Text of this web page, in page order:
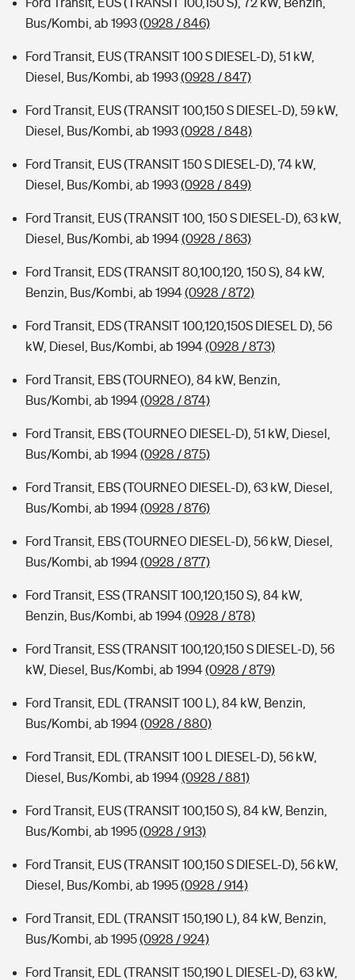
Bus/Kombi, ab 1993(0928 / 846)
Ford Transit, EUS (TRANSIT 100 S DIESEL-D), 51 kW,
Diesel, Bus/Kombi, ab 1993(0928 / 847)
Ford Transit, EUS (TRANSIT 100,150 S DIESEL-D), 59 kW,
Diesel, Bus/Kombi, ab 1993(0928 / 848)
Ford Transit, EUS (TRANSIT 150 S DIESEL-D), 74 kW,
Diesel, Bus/Kombi, ab 1993(0928 / 849)
Ford Transit, EUS (TRANSIT 100, 150 S DIESEL-D), 63 kW,
Diesel, Bus/Kombi, ab 1994(0928 / 863)
Ford Transit, EDS (TRANSIT 80,100,120, 150 S), 84 kW,
Benzin, Bus/Kombi, ab 1994(0928 / 872)
Ford Transit, EDS (TRANSIT 100,120,150S DIESEL D), 56
kW, Diesel, Bus/Kombi, ab 1994(0928 / 873)
Ford Transit, EBS (TOURNEO), 84 kW, Benzin,
Bus/Kombi, ab 1994(0928 / 874)
Ford Transit, EBS (TOURNEO DIESEL-D), 51 kW, Diesel,
Bus/Kombi, ab 1994(0928 / 875)
Ford Transit, EBS (TOURNEO DIESEL-D), 63 kW, Diesel,
Bus/Kombi, ab 1994(0928 / 876)
Ford Transit, EBS (TOURNEO DIESEL-D), 56 kW, Diesel,
Bus/Kombi, ab 1994(0928 / 877)
Ford Transit, ESS (TRANSIT 100,120,150 S), 84 kW,
Benzin, Bus/Kombi, ab 1994(0928 / 878)
Ford Transit, ESS (TRANSIT 100,120,150 S DIESEL-D), 56
kW, Diesel, Bus/Kombi, ab 1994(0928 / 879)
Ford Transit, EDL (TRANSIT 100 L), 84 kW, Benzin,
Bus/Kombi, ab 1994(0928 / 880)
Ford Transit, EDL (TRANSIT 100 L DIESEL-D), 56 kW,
Diesel, Bus/Kombi, ab 1994(0928 / 881)
Ford Transit, EUS (TRANSIT 100,150 S), 84 kW, Benzin,
Bus/Kombi, ab 1995(0928 / 913)
Ford Transit, EUS (TRANSIT 100,150 S DIESEL-D), 56 kW,
Diesel, Bus/Kombi, ab 1995(0928 / 914)
Ford Transit, EDL (TRANSIT 150,190 L), 84 kW, Benzin,
Bus/Kombi, ab 1995(0928 / 924)
Ford Transit, EDL (TRANSIT 150,190 L DIESEL-D), 63 kW,